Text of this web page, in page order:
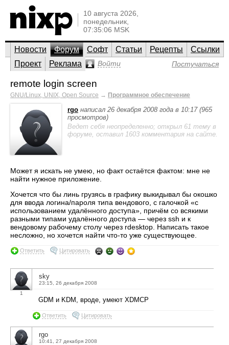
10 августа 2026,
понедельник,
07:35:06 MSK
Новости Форум Софт Статьи Рецепты
Ссылки
Проект
Реклама Войти Постучаться
remote login screen
GNU/Linux, UNIX, Open Source → Программное обеспечение
rgo написал 26 декабря 2008 года в 10:17 (965
просмотров)
Ведет себя неопределенно; открыл 61 тему в
форуме, оставил 1603 комментария на сайте.
Может я искать не умею, но факт остаётся фактом: мне не
найти нужное приложение.
Хочется что бы линь грузясь в графику выкидывал бы окошко
для ввода логина/пароля типа вендового, с галочкой «с
использованием удалённого доступа», причём со всякими
разными типами удалённого доступа — через ssh и к
вендовому рабочему столу через rdesktop. Написать такое
несложно, но хочется найти что-то уже существующее.
Ответить Цитировать
1
sky
23:15, 26 декабря 2008
GDM и KDM, вроде, умеют XDMCP
Ответить Цитировать
rgo
10:41, 27 декабря 2008